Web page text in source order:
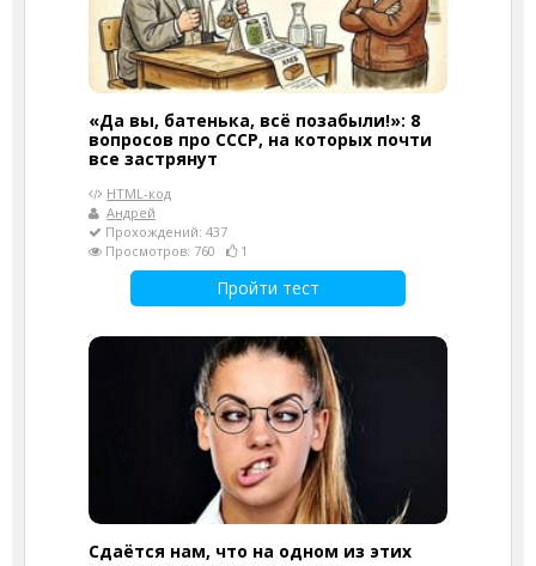
«Да вы, батенька, всё позабыли!»: 8
вопросов про СССР, на которых почти
все застрянут
HTML-код
Андрей
Прохождений: 437
Просмотров: 760
1
Пройти тест
Сдаётся нам, что на одном из этих